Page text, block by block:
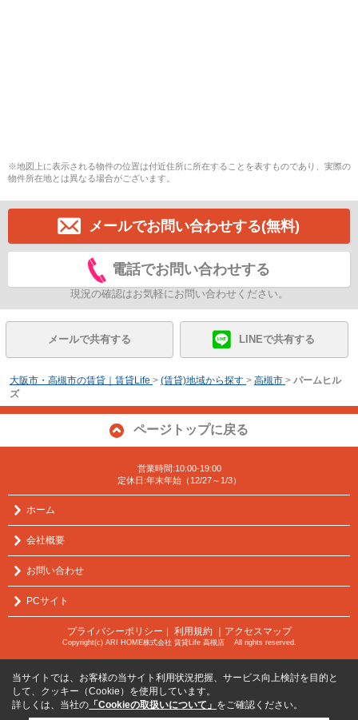
※地図上に表示される物件の位置は付近住所に所在することを表すものであり、実際の
物件所在地とは異なる場合がございます。
メールでお問い合わせする(無料)
電話でお問い合わせする
現況の確認はお気軽にお問い合わせください。
メールで共有する LINEで共有する
大阪市・高槻市の賃貸｜賃貸Life > (賃貸)地域から探す > 高槻市 > パームヒル
ズ
ページトップに戻る
営業時間:10:00-19:00
定休日:年末年始（12/27～1/3）
ホーム
会社概要
お問い合わせ
PCサイト
プライバシーポリシー 利用規約 ｜アクセスマップ
Copyright(c) ARI HOME株式会社 賃貸Life 高槻店 All rights reserved.
当サイトでは、お客様の当サイト利用状況把握、サービス向上検討を目的と
して、クッキー（Cookie）を使用しています。
詳しくは、当社の 「Cookieの取扱いについて」 をご確認ください。